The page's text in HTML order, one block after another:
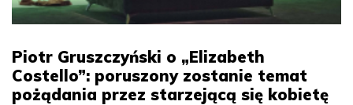
Piotr Gruszczyński o „Elizabeth
Costello”: poruszony zostanie temat
pożądania przez starzejącą się kobietę